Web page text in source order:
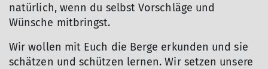
natürlich, wenn du selbst Vorschläge und
Wünsche mitbringst.
Wir wollen mit Euch die Berge erkunden und sie
schätzen und schützen lernen. Wir setzen unsere